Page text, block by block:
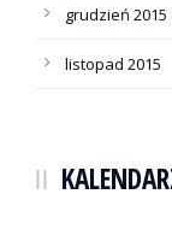
grudzień 2015
listopad 2015